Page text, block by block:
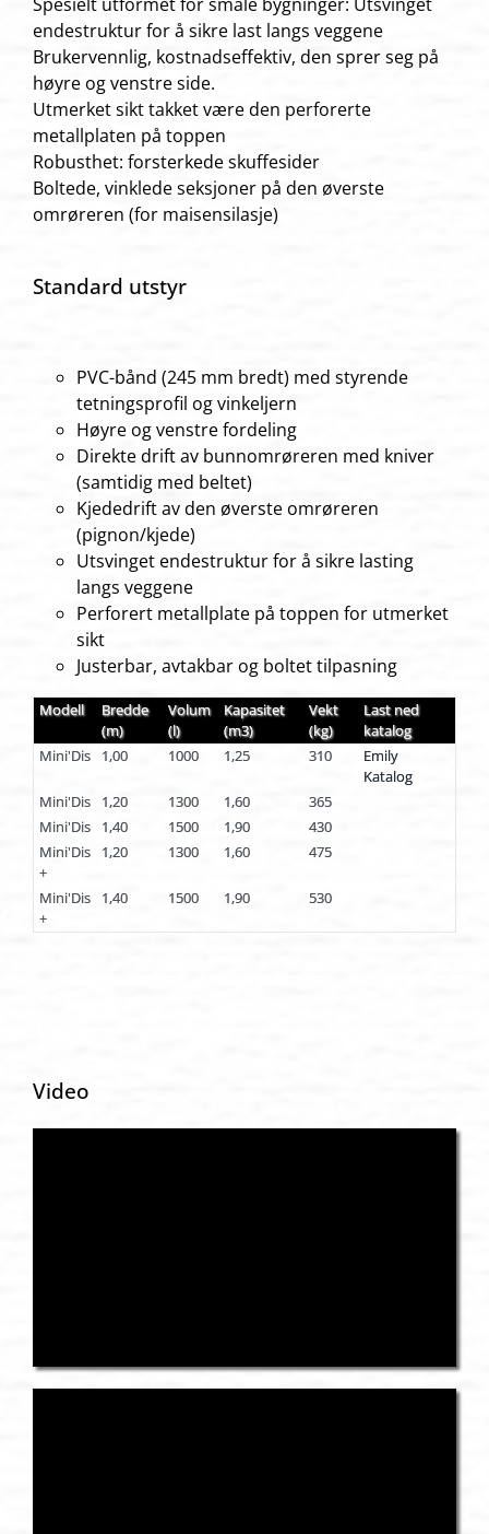
endestruktur for å sikre last langs veggene
Brukervennlig, kostnadseffektiv, den sprer seg på
høyre og venstre side.
Utmerket sikt takket være den perforerte
metallplaten på toppen
Robusthet: forsterkede skuffesider
Boltede, vinklede seksjoner på den øverste
omrøreren (for maisensilasje)
Standard utstyr
PVC-bånd (245 mm bredt) med styrende
tetningsprofil og vinkeljern
Høyre og venstre fordeling
Direkte drift av bunnomrøreren med kniver
(samtidig med beltet)
Kjededrift av den øverste omrøreren
(pignon/kjede)
Utsvinget endestruktur for å sikre lasting
langs veggene
Perforert metallplate på toppen for utmerket
sikt
Justerbar, avtakbar og boltet tilpasning
Modell
Bredde
(m)
Volum
(l)
Kapasitet
(m3)
Vekt
(kg)
Last ned
katalog
Mini'Dis
1,00 1000 1,25 310
Emily
Katalog
Mini'Dis
1,20 1300 1,60
365
Mini'Dis
1,40 1500 1,90
430
Mini'Dis
+
1,20 1300 1,60 475
Mini'Dis
+
1,40 1500 1,90 530
Video